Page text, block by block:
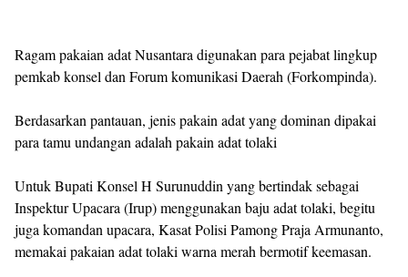
Ragam pakaian adat Nusantara digunakan para pejabat lingkup
pemkab konsel dan Forum komunikasi Daerah (Forkompinda).
Berdasarkan pantauan, jenis pakain adat yang dominan dipakai
para tamu undangan adalah pakain adat tolaki
Untuk Bupati Konsel H Surunuddin yang bertindak sebagai
Inspektur Upacara (Irup) menggunakan baju adat tolaki, begitu
juga komandan upacara, Kasat Polisi Pamong Praja Armunanto,
memakai pakaian adat tolaki warna merah bermotif keemasan.